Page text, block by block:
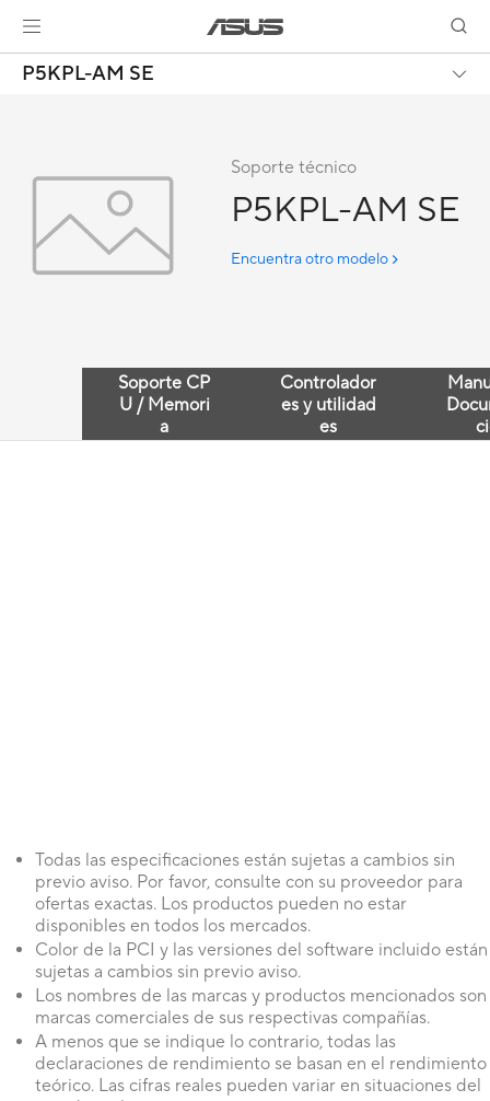
P5KPL-AM SE
Soporte técnico
P5KPL-AM SE
Encuentra otro modelo
Soporte CP
U / Memori
a
Controlador
es y utilidad
es
Todas las especificaciones están sujetas a cambios sin
previo aviso. Por favor, consulte con su proveedor para
ofertas exactas. Los productos pueden no estar
disponibles en todos los mercados.
Color de la PCI y las versiones del software incluido están
sujetas a cambios sin previo aviso.
Los nombres de las marcas y productos mencionados son
marcas comerciales de sus respectivas compañías.
A menos que se indique lo contrario, todas las
declaraciones de rendimiento se basan en el rendimiento
teórico. Las cifras reales pueden variar en situaciones del